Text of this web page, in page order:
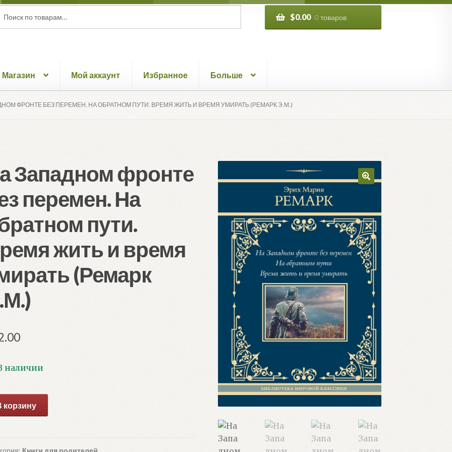
$0.00 0 товаров
Магазин Мой аккаунт Избранное Больше
ФРОНТЕ БЕЗ ПЕРЕМЕН. НА ОБРАТНОМ ПУТИ. ВРЕМЯ ЖИТЬ И ВРЕМЯ УМИРАТЬ (РЕМАРК Э.М.)
Западном фронте
перемен. На
пути.
жить и время
(Ремарк
наличии
корзину